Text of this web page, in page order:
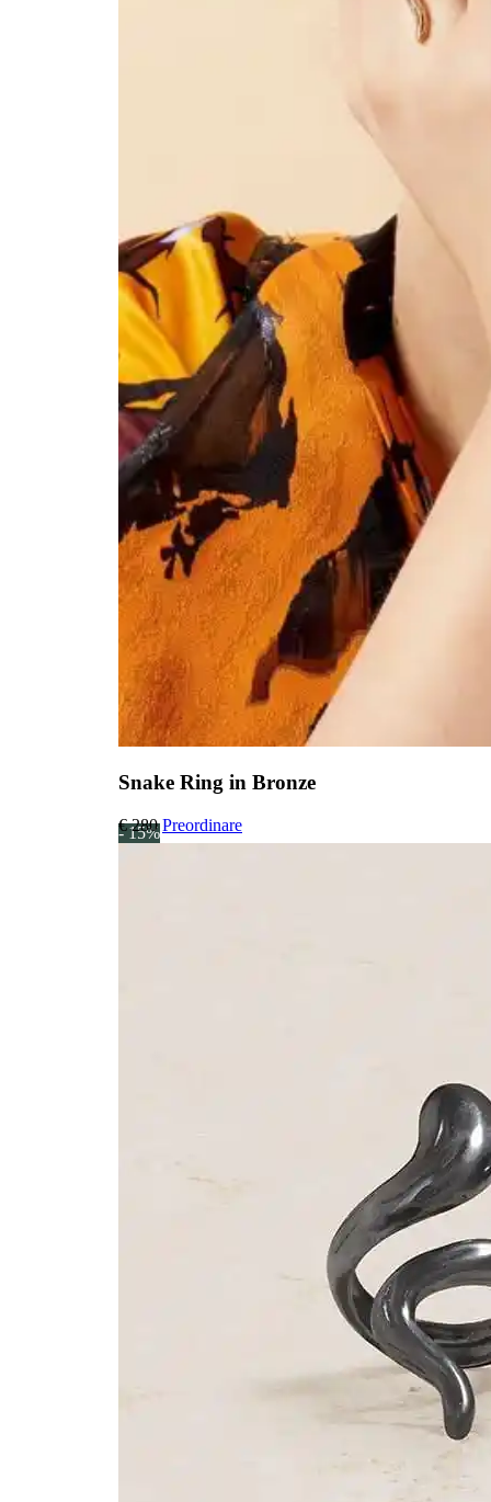
Snake Ring in Bronze
€280 Preordinare
- 15%